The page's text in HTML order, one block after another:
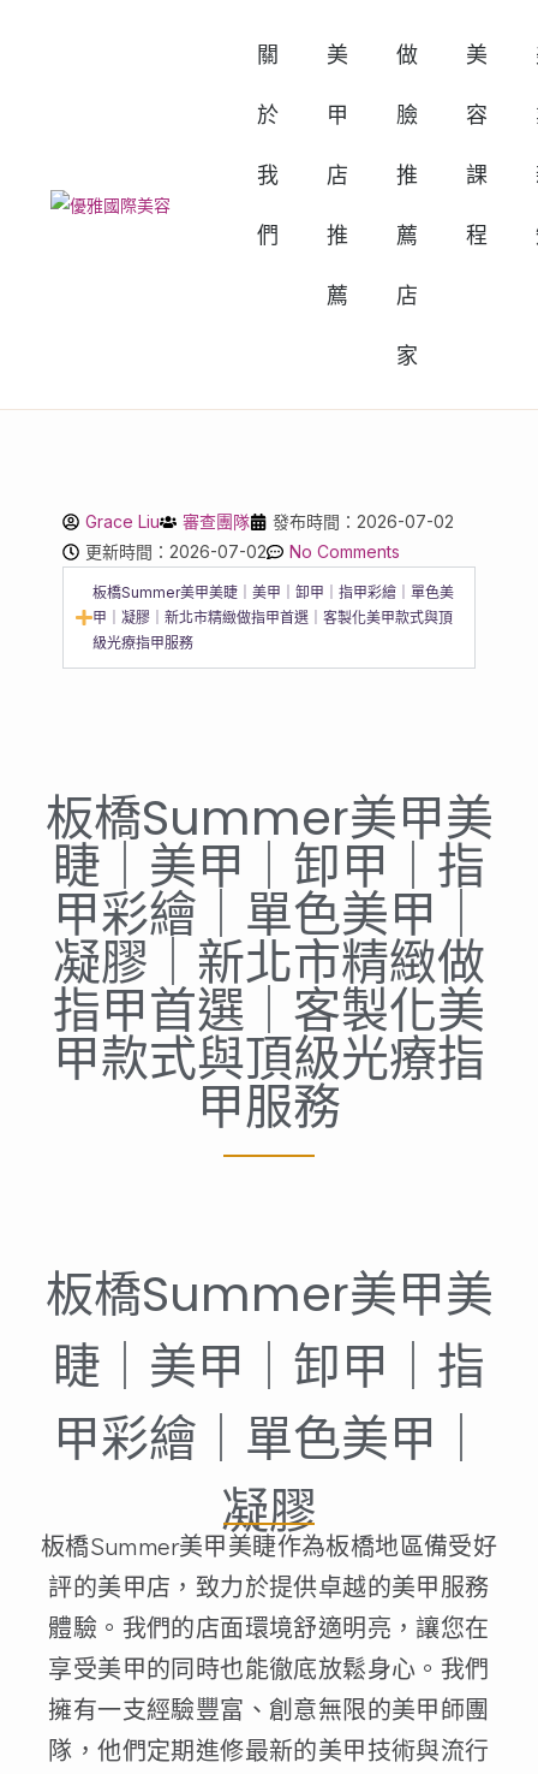
關
於
我
們
美
甲
店
推
薦
做
臉
推
薦
店
家
美
容
課
程
Grace Liu 審查團隊
發布時間：2026-07-02
更新時間：2026-07-02
No Comments
板橋Summer美甲美睫｜美甲｜卸甲｜指甲彩繪｜單色美
甲｜凝膠｜新北市精緻做指甲首選｜客製化美甲款式與頂
級光療指甲服務
板橋Summer美甲美
睫｜美甲｜卸甲｜指
甲彩繪｜單色美甲｜
凝膠｜新北市精緻做
指甲首選｜客製化美
甲款式與頂級光療指
甲服務
板橋Summer美甲美
睫｜美甲｜卸甲｜指
甲彩繪｜單色美甲｜
凝膠
板橋Summer美甲美睫作為板橋地區備受好
評的美甲店，致力於提供卓越的美甲服務
體驗。我們的店面環境舒適明亮，讓您在
享受美甲的同時也能徹底放鬆身心。我們
擁有一支經驗豐富、創意無限的美甲師團
隊，他們定期進修最新的美甲技術與流行